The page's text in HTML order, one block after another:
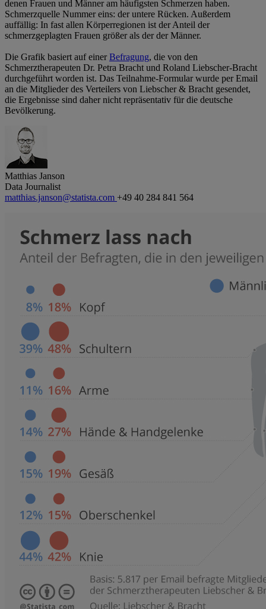
denen Frauen und Männer am häufigsten Schmerzen haben.
Schmerzquelle Nummer eins: der untere Rücken. Außerdem
auffällig: In fast allen Körperregionen ist der Anteil der
schmerzgeplagten Frauen größer als der der Männer.
Die Grafik basiert auf einerBefragung, die von den
Schmerztherapeuten Dr. Petra Bracht und Roland Liebscher-Bracht
durchgeführt worden ist. Das Teilnahme-Formular wurde per Email
an die Mitglieder des Verteilers von Liebscher & Bracht gesendet,
die Ergebnisse sind daher nicht repräsentativ für die deutsche
Bevölkerung.
Matthias Janson
Data Journalist
matthias.janson@statista.com +49 40 284 841 564